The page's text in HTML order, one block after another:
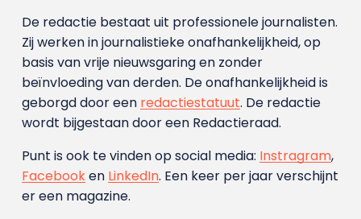
De redactie bestaat uit professionele journalisten.
Zij werken in journalistieke onafhankelijkheid, op
basis van vrije nieuwsgaring en zonder
beïnvloeding van derden. De onafhankelijkheid is
geborgd door een redactiestatuut. De redactie
wordt bijgestaan door een Redactieraad.
Punt is ook te vinden op social media: Instragram,
Facebooken LinkedIn. Een keer per jaar verschijnt
er een magazine.